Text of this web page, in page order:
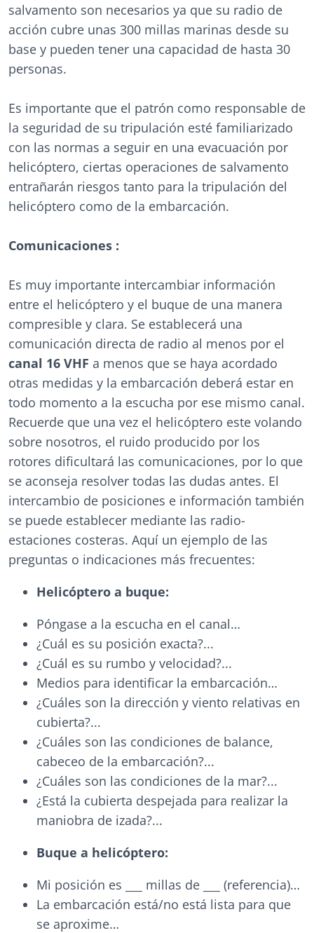
salvamento son necesarios ya que su radio de
acción cubre unas 300 millas marinas desde su
base y pueden tener una capacidad de hasta 30
personas.
Es importante que el patrón como responsable de
la seguridad de su tripulación esté familiarizado
con las normas a seguir en una evacuación por
helicóptero, ciertas operaciones de salvamento
entrañarán riesgos tanto para la tripulación del
helicóptero como de la embarcación.
Comunicaciones :
Es muy importante intercambiar información
entre el helicóptero y el buque de una manera
compresible y clara. Se establecerá una
comunicación directa de radio al menos por el
canal 16 VHF a menos que se haya acordado
otras medidas y la embarcación deberá estar en
todo momento a la escucha por ese mismo canal.
Recuerde que una vez el helicóptero este volando
sobre nosotros, el ruido producido por los
rotores dificultará las comunicaciones, por lo que
se aconseja resolver todas las dudas antes. El
intercambio de posiciones e información también
se puede establecer mediante las radio-
estaciones costeras. Aquí un ejemplo de las
preguntas o indicaciones más frecuentes:
Helicóptero a buque:
Póngase a la escucha en el canal…
¿Cuál es su posición exacta?...
¿Cuál es su rumbo y velocidad?...
Medios para identificar la embarcación…
¿Cuáles son la dirección y viento relativas en
cubierta?...
¿Cuáles son las condiciones de balance,
cabeceo de la embarcación?...
¿Cuáles son las condiciones de la mar?...
¿Está la cubierta despejada para realizar la
maniobra de izada?...
Buque a helicóptero:
Mi posición es ___ millas de ___ (referencia)…
La embarcación está/no está lista para que
se aproxime…